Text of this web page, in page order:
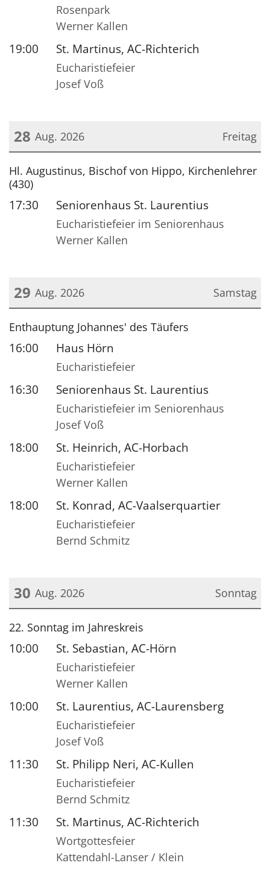
Rosenpark
Werner Kallen
19:00 St. Martinus, AC-Richterich
Eucharistiefeier
Josef Voß
Freitag
28 Aug. 2026
Datum: 28. August 2026
Hl. Augustinus, Bischof von Hippo, Kirchenlehrer
(430)
17:30 Seniorenhaus St. Laurentius
Eucharistiefeier im Seniorenhaus
Werner Kallen
Samstag
29 Aug. 2026
Datum: 29. August 2026
Enthauptung Johannes' des Täufers
16:00 Haus Hörn
Eucharistiefeier
16:30 Seniorenhaus St. Laurentius
Eucharistiefeier im Seniorenhaus
Josef Voß
18:00 St. Heinrich, AC-Horbach
Eucharistiefeier
Werner Kallen
18:00 St. Konrad, AC-Vaalserquartier
Eucharistiefeier
Bernd Schmitz
Sonntag
30 Aug. 2026
Datum: 30. August 2026
22. Sonntag im Jahreskreis
10:00 St. Sebastian, AC-Hörn
Eucharistiefeier
Werner Kallen
10:00 St. Laurentius, AC-Laurensberg
Eucharistiefeier
Josef Voß
11:30 St. Philipp Neri, AC-Kullen
Eucharistiefeier
Bernd Schmitz
11:30 St. Martinus, AC-Richterich
Wortgottesfeier
Kattendahl-Lanser / Klein